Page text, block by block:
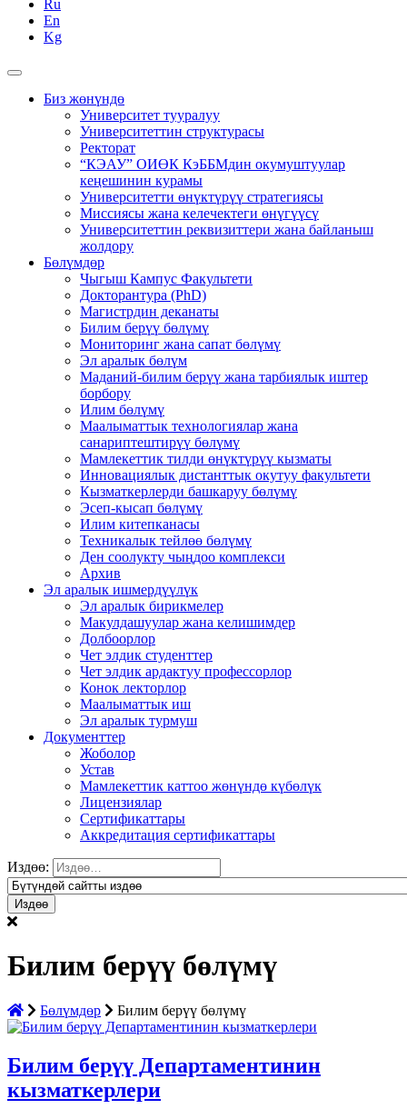
Ru
En
Kg
Биз жөнүндө
Университет тууралуу
Университеттин структурасы
Ректорат
“КЭАУ” ОИӨК КэББМдин окумуштуулар
кеңешинин курамы
Университетти өнүктүрүү стратегиясы
Миссиясы жана келечектеги өнүгүүсү
Университеттин реквизиттери жана байланыш
жолдору
Бөлүмдөр
Чыгыш Кампус Факультети
Докторантура (PhD)
Магистрдин деканаты
Билим берүү бөлүмү
Мониторинг жана сапат бөлүмү
Эл аралык бөлүм
Маданий-билим берүү жана тарбиялык иштер
борбору
Илим бөлүмү
Маалыматтык технологиялар жана
санариптештирүү бөлүмү
Мамлекеттик тилди өнүктүрүү кызматы
Инновациялык дистанттык окутуу факультети
Кызматкерлерди башкаруу бөлүмү
Эсеп-кысап бөлүмү
Илим китепканасы
Техникалык тейлөө бөлүмү
Ден соолукту чыңдоо комплекси
Архив
Эл аралык ишмердүүлүк
Эл аралык бирикмелер
Макулдашуулар жана келишимдер
Долбоорлор
Чет элдик студенттер
Чет элдик ардактуу профессорлор
Конок лекторлор
Маалыматтык иш
Эл аралык турмуш
Документтер
Жоболор
Устав
Мамлекеттик каттоо жөнүндө күбөлүк
Лицензиялар
Сертификаттары
Аккредитация сертификаттары
Издөө:
Билим берүү бөлүмү
Бөлүмдөр Билим берүү бөлүмү
Билим берүү Департаментинин
кызматкерлери